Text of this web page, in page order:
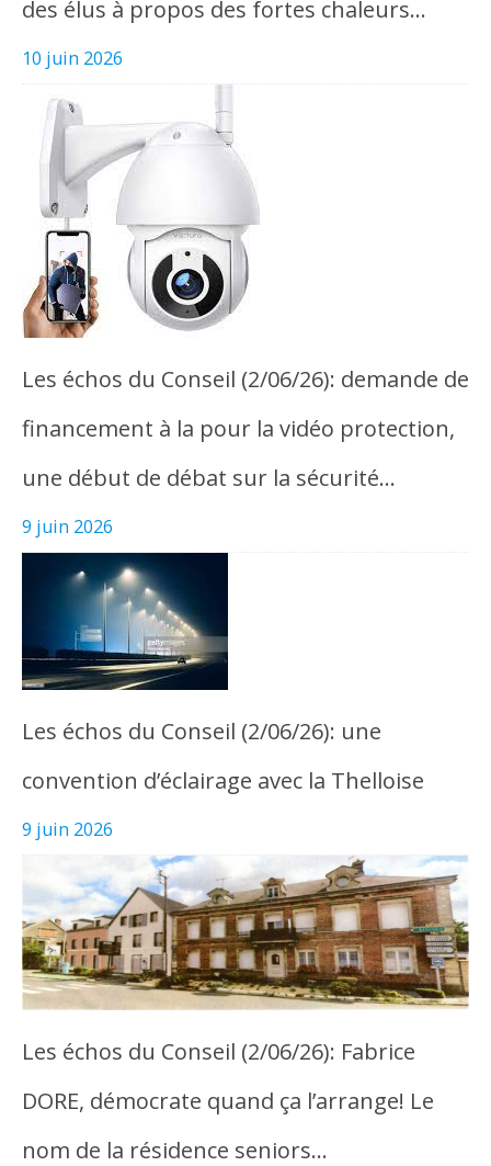
des élus à propos des fortes chaleurs…
10 juin 2026
Les échos du Conseil (2/06/26): demande de
financement à la pour la vidéo protection,
une début de débat sur la sécurité…
9 juin 2026
Les échos du Conseil (2/06/26): une
convention d’éclairage avec la Thelloise
9 juin 2026
Les échos du Conseil (2/06/26): Fabrice
DORE, démocrate quand ça l’arrange! Le
nom de la résidence seniors…